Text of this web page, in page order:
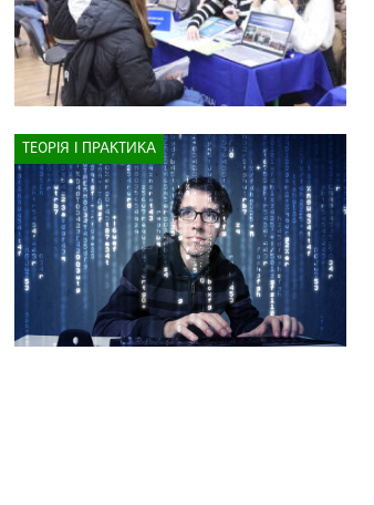
ТЕОРІЯ І ПРАКТИКА